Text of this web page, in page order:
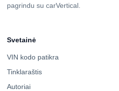
pagrindu su carVertical.
Svetainė
VIN kodo patikra
Tinklaraštis
Autoriai